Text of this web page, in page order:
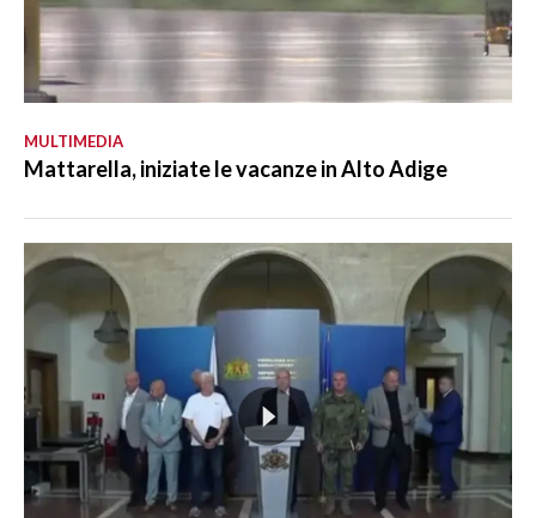
MULTIMEDIA
Mattarella, iniziate le vacanze in Alto Adige